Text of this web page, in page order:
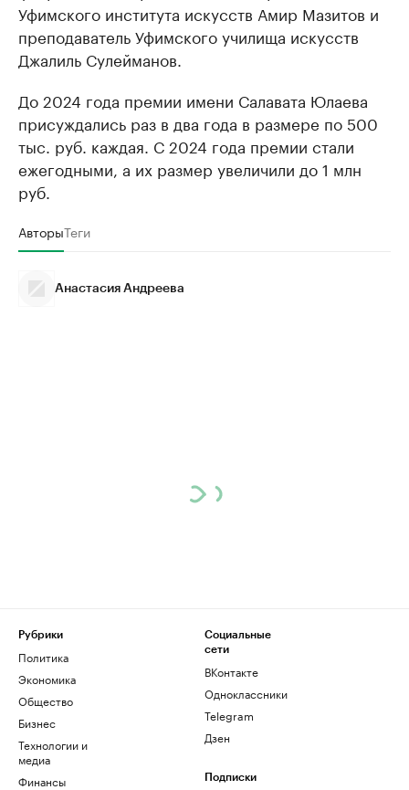
Уфимского института искусств Амир Мазитов и
преподаватель Уфимского училища искусств
Джалиль Сулейманов.
До 2024 года премии имени Салавата Юлаева
присуждались раз в два года в размере по 500
тыс. руб. каждая. С 2024 года премии стали
ежегодными, а их размер увеличили до 1 млн
руб.
АвторыТеги
Анастасия Андреева
Рубрики
Политика
Экономика
Общество
Бизнес
Технологии и
медиа
Финансы
Социальные
сети
ВКонтакте
Одноклассники
Telegram
Дзен
Подписки